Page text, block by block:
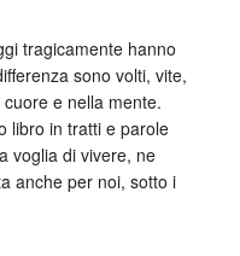
tragicamente hanno
sono volti, vite,
e nella mente.
libro in tratti e parole
voglia di vivere, ne
anche per noi, sotto i